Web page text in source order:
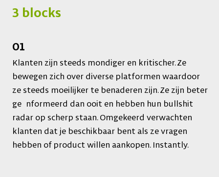
3 blocks
01
Klanten zijn steeds mondiger en kritischer. Ze
bewegen zich over diverse platformen waardoor
ze steeds moeilijker te benaderen zijn. Ze zijn beter
ge nformeerd dan ooit en hebben hun bullshit
radar op scherp staan. Omgekeerd verwachten
klanten dat je beschikbaar bent als ze vragen
hebben of product willen aankopen. Instantly.